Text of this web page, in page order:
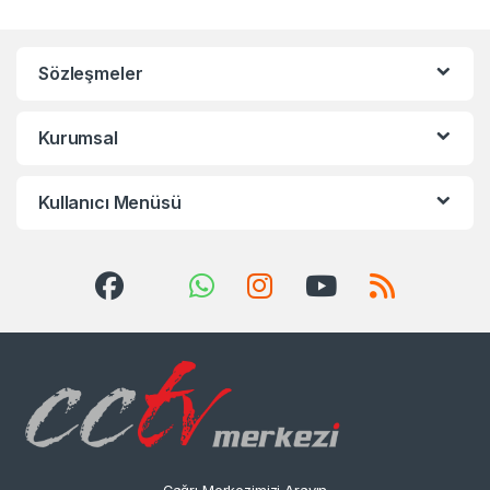
Sözleşmeler
Kurumsal
Kullanıcı Menüsü